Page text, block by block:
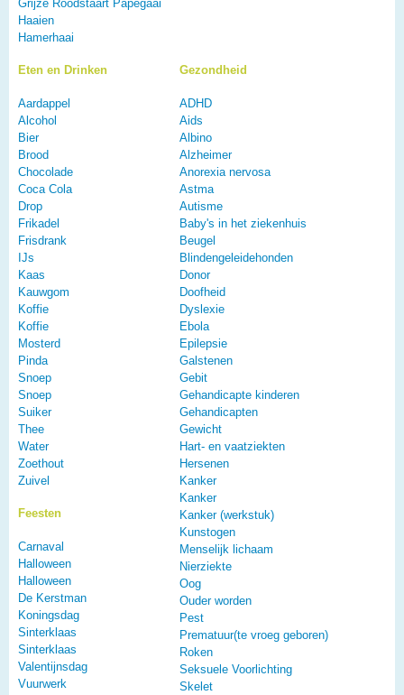
Grijze Roodstaart Papegaai
Haaien
Hamerhaai
Eten en Drinken
Aardappel
Alcohol
Bier
Brood
Chocolade
Coca Cola
Drop
Frikadel
Frisdrank
IJs
Kaas
Kauwgom
Koffie
Koffie
Mosterd
Pinda
Snoep
Snoep
Suiker
Thee
Water
Zoethout
Zuivel
Feesten
Carnaval
Halloween
Halloween
De Kerstman
Koningsdag
Sinterklaas
Sinterklaas
Valentijnsdag
Vuurwerk
Gezondheid
ADHD
Aids
Albino
Alzheimer
Anorexia nervosa
Astma
Autisme
Baby's in het ziekenhuis
Beugel
Blindengeleidehonden
Donor
Doofheid
Dyslexie
Ebola
Epilepsie
Galstenen
Gebit
Gehandicapte kinderen
Gehandicapten
Gewicht
Hart- en vaatziekten
Hersenen
Kanker
Kanker
Kanker (werkstuk)
Kunstogen
Menselijk lichaam
Nierziekte
Oog
Ouder worden
Pest
Prematuur(te vroeg geboren)
Roken
Seksuele Voorlichting
Skelet